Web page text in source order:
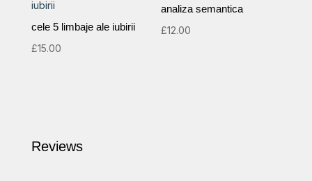
cele 5 limbaje ale iubirii
£15.00
analiza semantica
£12.00
Reviews